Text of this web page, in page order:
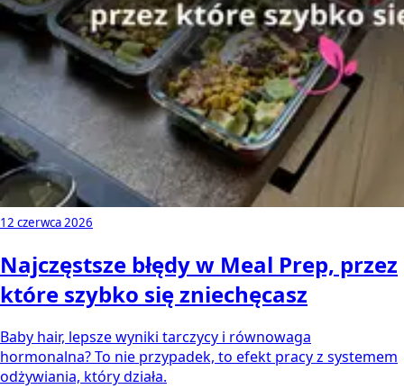
12 czerwca 2026
Najczęstsze błędy w Meal Prep, przez
które szybko się zniechęcasz
Baby hair, lepsze wyniki tarczycy i równowaga
hormonalna? To nie przypadek, to efekt pracy z systemem
odżywiania, który działa.